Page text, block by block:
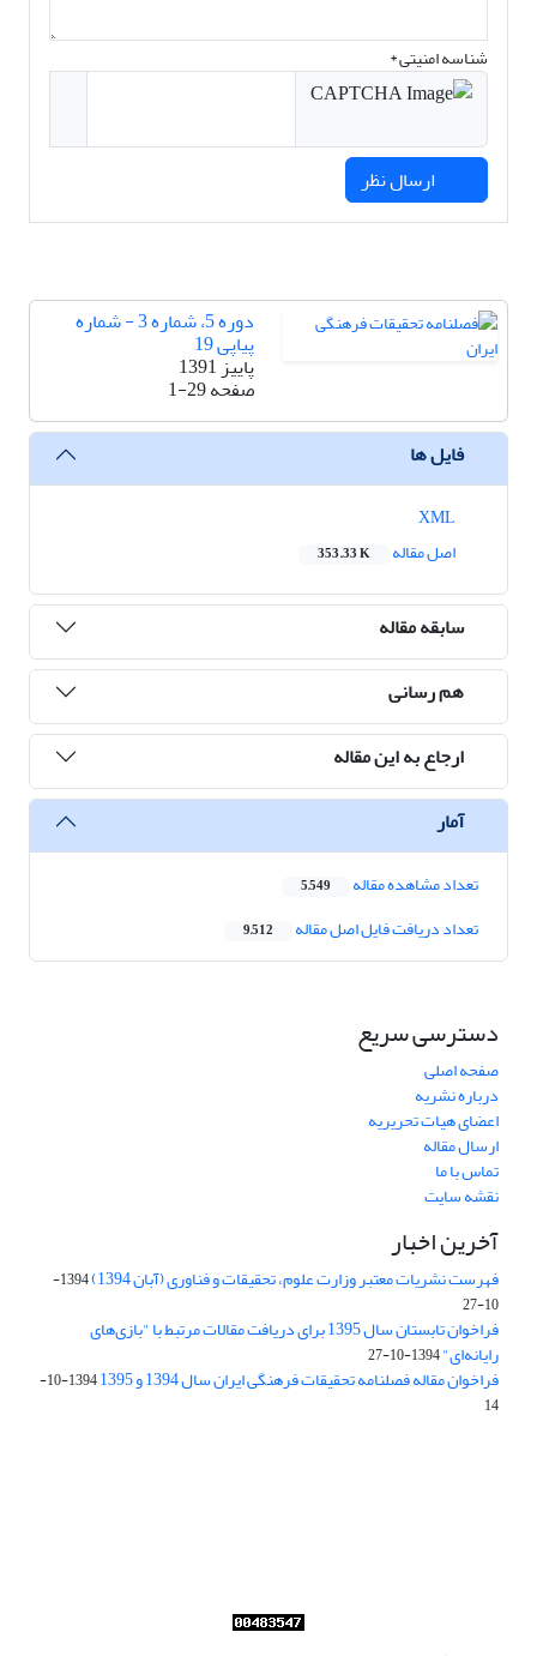
شناسه امنیتی *
دوره 5، شماره 3 - شماره
پیاپی 19
پاییز 1391
صفحه1-29
فایل ها
اصل مقاله
353.33 K
سابقه مقاله
هم رسانی
ارجاع به این مقاله
آمار
تعداد مشاهده مقاله 5,549
تعداد دریافت فایل اصل مقاله 9,512
دسترسی سریع
صفحه اصلی
درباره نشریه
اعضای هیات تحریریه
ارسال مقاله
تماس با ما
نقشه سایت
آخرین اخبار
فهرست نشریات معتبر وزارت علوم، تحقیقات و فناوری (آبان 1394)
1394-
10-27
فراخوان تابستان سال 1395 برای دریافت مقالات مرتبط با "بازی‌های
رایانه‌ای"1394-10-27
فراخوان مقاله فصلنامه تحقیقات فرهنگی ایران سال 1394 و 1395
1394-10-
14